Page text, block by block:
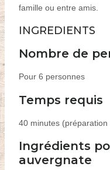
famille ou entre amis.
INGREDIENTS
Nombre de
Pour 6 personnes
Temps requis
40 minutes (préparation
Ingrédients
auvergnate